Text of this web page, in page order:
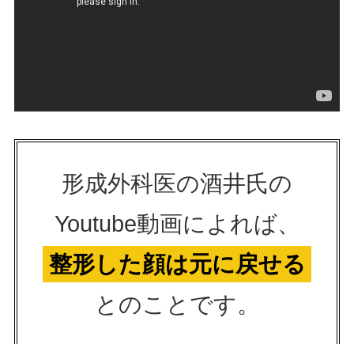
形成外科医の酒井氏の
Youtube動画によれば、
整形した顔は元に戻せる
とのことです。